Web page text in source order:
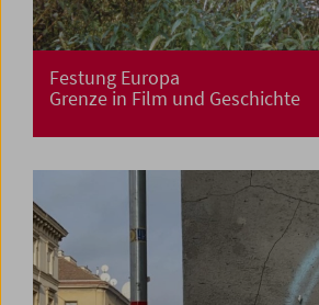
Festung Europa
Grenze in Film und Geschichte